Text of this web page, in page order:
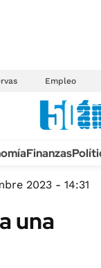
Empleo
Finanzas
2023 - 14:31
una